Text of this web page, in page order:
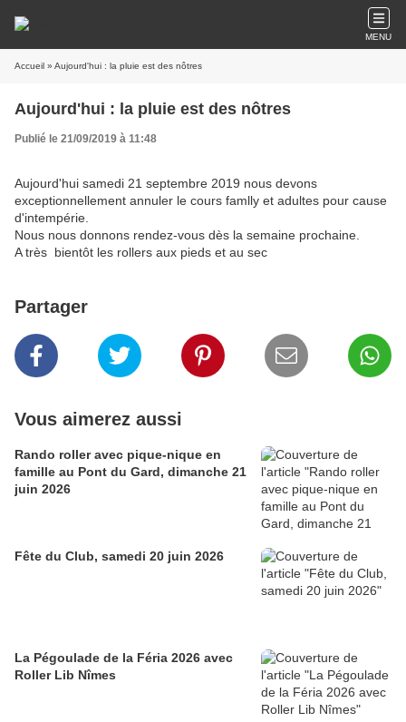
MENU
Accueil » Aujourd'hui : la pluie est des nôtres
Aujourd'hui : la pluie est des nôtres
Publié le 21/09/2019 à 11:48
Aujourd'hui samedi 21 septembre 2019 nous devons
exceptionnellement annuler le cours famlly et adultes pour cause
d'intempérie.
Nous nous donnons rendez-vous dès la semaine prochaine.
A très bientôt les rollers aux pieds et au sec
Partager
Vous aimerez aussi
Rando roller avec pique-nique en
famille au Pont du Gard, dimanche 21
juin 2026
Fête du Club, samedi 20 juin 2026
La Pégoulade de la Féria 2026 avec
Roller Lib Nîmes